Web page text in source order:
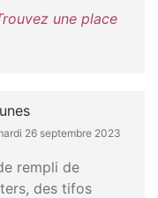
une place
26 septembre 2023
rempli de
des tifos